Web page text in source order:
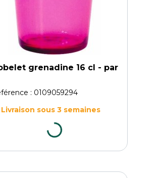
grenadine 16 cl - par
: 0109059294
Livraison sous 3 semaines